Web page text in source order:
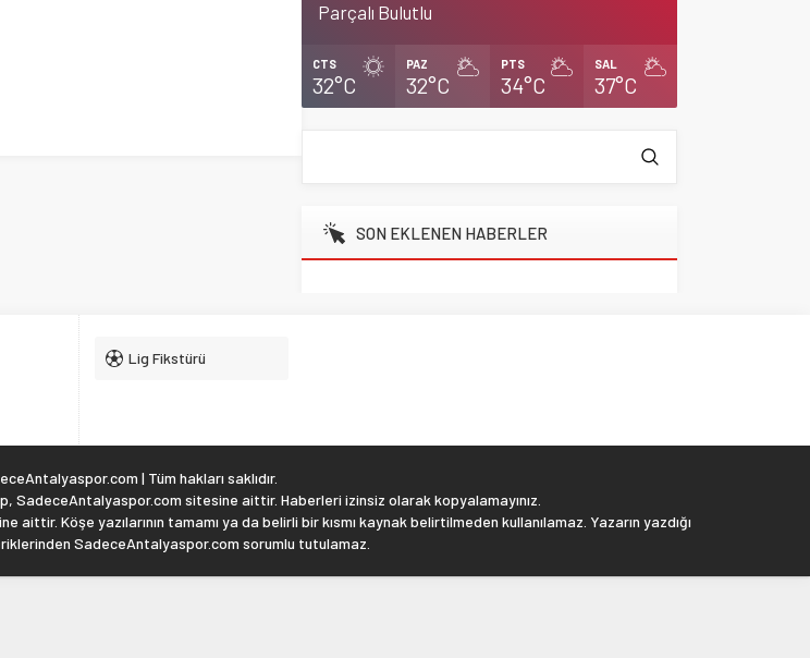
Parçalı Bulutlu
CTS
32°C
PAZ
32°C
PTS
34°C
SAL
37°C
SON EKLENEN HABERLER
Lig Fikstürü
| Tüm hakları saklıdır.
SadeceAntalyaspor.com sitesine aittir. Haberleri izinsiz olarak kopyalamayınız.
aittir. Köşe yazılarının tamamı ya da belirli bir kısmı kaynak belirtilmeden kullanılamaz. Yazarın yazdığı
SadeceAntalyaspor.com sorumlu tutulamaz.